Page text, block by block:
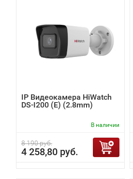
IP Видеокамера HiWatch
DS-I200 (E) (2.8mm)
В наличии
8 190 руб.
4 258,80 руб.